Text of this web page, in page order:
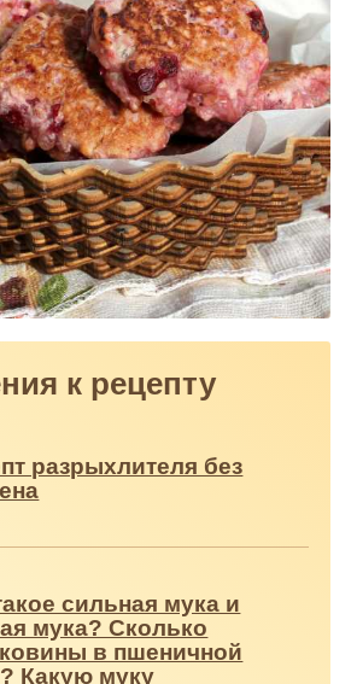
к рецепту
разрыхлителя без
сильная мука и
мука? Сколько
в пшеничной
Какую муку